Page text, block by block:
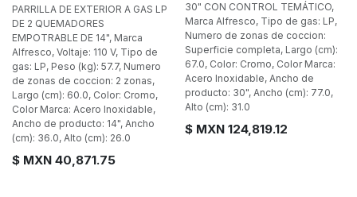
PARRILLA DE EXTERIOR A GAS LP
DE 2 QUEMADORES
EMPOTRABLE DE 14", Marca
Alfresco, Voltaje: 110 V, Tipo de
gas: LP, Peso (kg): 57.7, Numero
de zonas de coccion: 2 zonas,
Largo (cm): 60.0, Color: Cromo,
Color Marca: Acero Inoxidable,
Ancho de producto: 14", Ancho
(cm): 36.0, Alto (cm): 26.0
$ MXN 40,871.75
30" CON CONTROL TEMÁTICO,
Marca Alfresco, Tipo de gas: LP,
Numero de zonas de coccion:
Superficie completa, Largo (cm):
67.0, Color: Cromo, Color Marca:
Acero Inoxidable, Ancho de
producto: 30", Ancho (cm): 77.0,
Alto (cm): 31.0
$ MXN 124,819.12